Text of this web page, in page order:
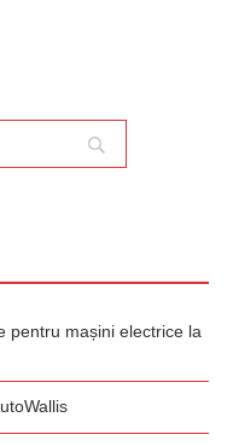
pentru mașini electrice la